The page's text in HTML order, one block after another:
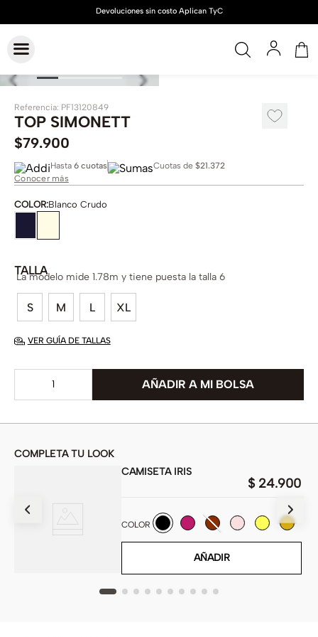
Referencia: PF13120849
TOP SIMONETT
$79.900
Hasta 6 cuotas Cuotas de $21.372
Conocer más
COLOR:Blanco Crudo
TALLA
S M L XL
La modelo mide 1.78m y tiene puesta la talla 6
VER GUÍA DE TALLAS
COMPLETA TU LOOK
CAMISETA IRIS
$ 24.900
COLOR
AÑADIR